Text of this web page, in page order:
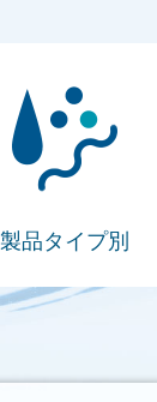
製品タイプ別